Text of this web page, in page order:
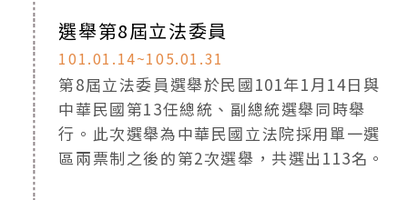
選舉第8屆立法委員
101.01.14~105.01.31
第8屆立法委員選舉於民國101年1月14日與
中華民國第13任總統、副總統選舉同時舉
行。此次選舉為中華民國立法院採用單一選
區兩票制之後的第2次選舉，共選出113名。